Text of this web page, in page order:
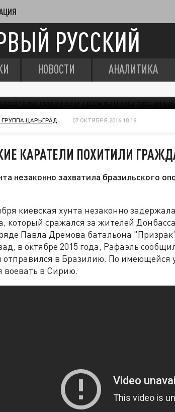
РУССКИЙ
НОВОСТИ АНАЛИТИКА
ЦАРЬГРАД 07 ОКТЯБРЯ 2016 18:18
КАРАТЕЛИ ПОХИТИЛИ
незаконно захватила бразильского
киевская хунта незаконно
который сражался за жителей
Павла Дремова батальона
в октябре 2015 года, Рафаэль
отправился в Бразилию. По имеющейся
воевать в Сирию.